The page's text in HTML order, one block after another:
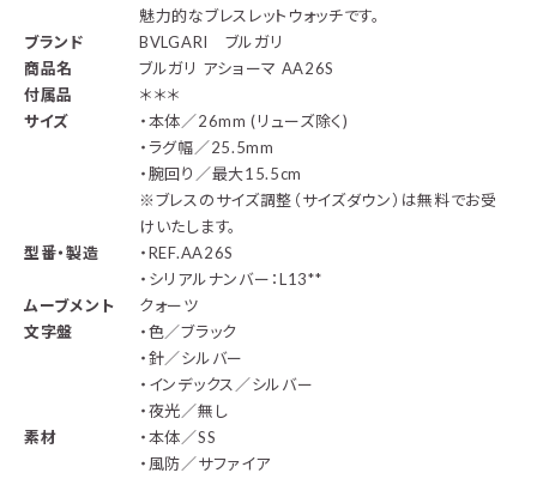
魅力的なブレスレットウォッチです。
ブランド
BVLGARI ブルガリ
商品名
ブルガリ アショーマ AA26S
付属品
＊＊＊
サイズ
・本体／26mm (リューズ除く)
・ラグ幅／25.5mm
・腕回り／最大15.5cm
※ブレスのサイズ調整（サイズダウン）は無料でお受
けいたします。
型番・製造
・REF.AA26S
・シリアルナンバー：L13**
ムーブメント
クォーツ
文字盤
・色／ブラック
・針／シルバー
・インデックス／シルバー
・夜光／無し
素材
・本体／SS
・風防／サファイア